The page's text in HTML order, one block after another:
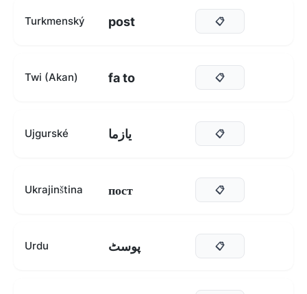
Turkmenský post 📋
Twi (Akan) fa to 📋
Ujgurské يازما 📋
Ukrajinština пост 📋
Urdu پوسٹ 📋